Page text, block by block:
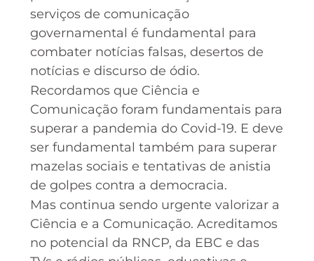
serviços de comunicação
governamental é fundamental para
combater notícias falsas, desertos de
notícias e discurso de ódio.
Recordamos que Ciência e
Comunicação foram fundamentais para
superar a pandemia do Covid-19. E deve
ser fundamental também para superar
mazelas sociais e tentativas de anistia
de golpes contra a democracia.
Mas continua sendo urgente valorizar a
Ciência e a Comunicação. Acreditamos
no potencial da RNCP, da EBC e das